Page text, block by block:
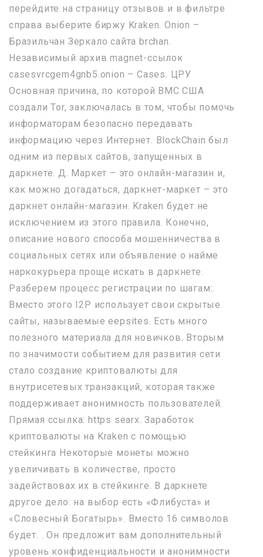
перейдите на страницу отзывов и в фильтре
справа выберите биржу Kraken. Onion –
Бразильчан Зеркало сайта brchan.
Независимый архив magnet-ссылок
casesvrcgem4gnb5.onion – Cases. ЦРУ
Основная причина, по которой ВМС США
создали Tor, заключалась в том, чтобы помочь
информаторам безопасно передавать
информацию через Интернет. BlockChain был
одним из первых сайтов, запущенных в
даркнете. Д. Маркет – это онлайн-магазин и,
как можно догадаться, даркнет-маркет – это
даркнет онлайн-магазин. Kraken будет не
исключением из этого правила. Конечно,
описание нового способа мошенничества в
социальных сетях или объявление о найме
наркокурьера проще искать в даркнете.
Разберем процесс регистрации по шагам:.
Вместо этого I2P использует свои скрытые
сайты, называемые eepsites. Есть много
полезного материала для новичков. Вторым
по значимости событием для развития сети
стало создание криптовалюты для
внутрисетевых транзакций, которая также
поддерживает анонимность пользователей.
Прямая ссылка: https searx. Заработок
криптовалюты на Kraken с помощью
стейкинга Некоторые монеты можно
увеличивать в количестве, просто
задействовах их в стейкинге. В даркнете
другое дело: на выбор есть «Флибуста» и
«Словесный Богатырь». Вместо 16 символов
будет. . Он предложит вам дополнительный
уровень конфиденциальности и анонимности